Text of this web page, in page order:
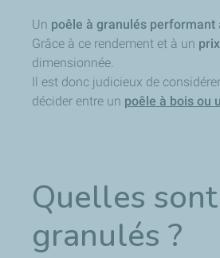
Un poêle à granulés performant
Grâce à ce rendement et à un
dimensionnée.
Il est donc judicieux de
décider entre un poêle à bois ou
Quelles
granulés ?